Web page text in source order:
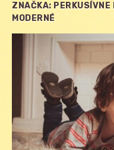
ZNAČKA:
MODERNÉ